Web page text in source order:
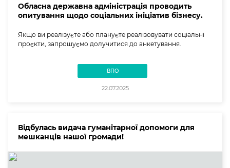
Обласна державна адміністрація проводить
опитування щодо соціальних ініціатив бізнесу.
Якщо ви реалізуєте або плануєте реалізовувати соціальні
проєкти, запрошуємо долучитися до анкетування.
ВПО
22.07.2025
Відбулась видача гуманітарної допомоги для
мешканців нашої громади!